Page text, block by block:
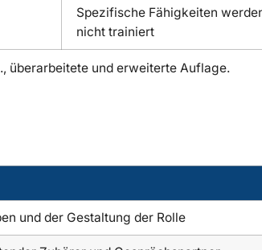
Spezifische Fähigkeiten
nicht trainiert
überarbeitete und erweiterte Auflage.
und der Gestaltung der Rolle